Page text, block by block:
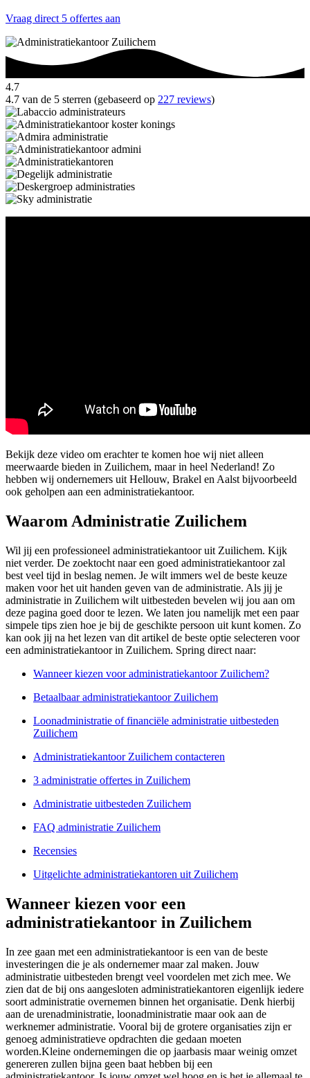
Vraag direct 5 offertes aan
4.7
4.7 van de 5 sterren (gebaseerd op 227 reviews)
Bekijk deze video om erachter te komen hoe wij niet alleen
meerwaarde bieden in Zuilichem, maar in heel Nederland! Zo
hebben wij ondernemers uit Hellouw, Brakel en Aalst bijvoorbeeld
ook geholpen aan een administratiekantoor.
Waarom Administratie Zuilichem
Wil jij een professioneel administratiekantoor uit Zuilichem. Kijk
niet verder. De zoektocht naar een goed administratiekantoor zal
best veel tijd in beslag nemen. Je wilt immers wel de beste keuze
maken voor het uit handen geven van de administratie. Als jij je
administratie in Zuilichem wilt uitbesteden bevelen wij jou aan om
deze pagina goed door te lezen. We laten jou namelijk met een paar
simpele tips zien hoe je bij de geschikte persoon uit kunt komen. Zo
kan ook jij na het lezen van dit artikel de beste optie selecteren voor
een administratiekantoor in Zuilichem. Spring direct naar:
Wanneer kiezen voor administratiekantoor Zuilichem?
Betaalbaar administratiekantoor Zuilichem
Loonadministratie of financiële administratie uitbesteden
Zuilichem
Administratiekantoor Zuilichem contacteren
3 administratie offertes in Zuilichem
Administratie uitbesteden Zuilichem
FAQ administratie Zuilichem
Recensies
Uitgelichte administratiekantoren uit Zuilichem
Wanneer kiezen voor een
administratiekantoor in Zuilichem
In zee gaan met een administratiekantoor is een van de beste
investeringen die je als ondernemer maar zal maken. Jouw
administratie uitbesteden brengt veel voordelen met zich mee. We
zien dat de bij ons aangesloten administratiekantoren eigenlijk iedere
soort administratie overnemen binnen het organisatie. Denk hierbij
aan de urenadministratie, loonadministratie maar ook aan de
werknemer administratie. Vooral bij de grotere organisaties zijn er
genoeg administratieve opdrachten die gedaan moeten
worden.Kleine ondernemingen die op jaarbasis maar weinig omzet
genereren zullen bijna geen baat hebben bij een